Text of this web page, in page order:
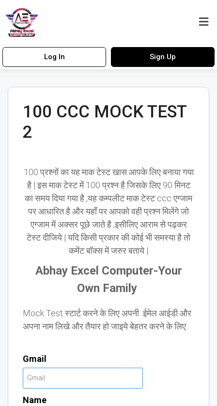
Log In Sign Up
100 CCC MOCK TEST
2
100 प्रश्नों का यह माक टेस्ट खास आपके लिए बनाया गया
है | इस माक टेस्ट में 100 प्रश्न है जिसके लिए 90 मिनट
का समय दिया गया है ,यह कम्पलीट माक टेस्ट ccc एग्जाम
पर आधारित है और यहाँ पर आपको वही प्रश्न मिलेंगे जो
एग्जाम में अक्सर पूछे जाते है ,इसीलिए आराम से पढ़कर
टेस्ट दीजिये | यदि किसी प्रकार की कोई भी समस्या है तो
कमेंट बॉक्स में जरुर बताये |
Abhay Excel Computer-Your
Own Family
Mock Test स्टार्ट करने के लिए अपनी ईमेल आईडी और
अपना नाम लिखे और तैयार हो जाइये बेहतर करने के लिए
Gmail
Name